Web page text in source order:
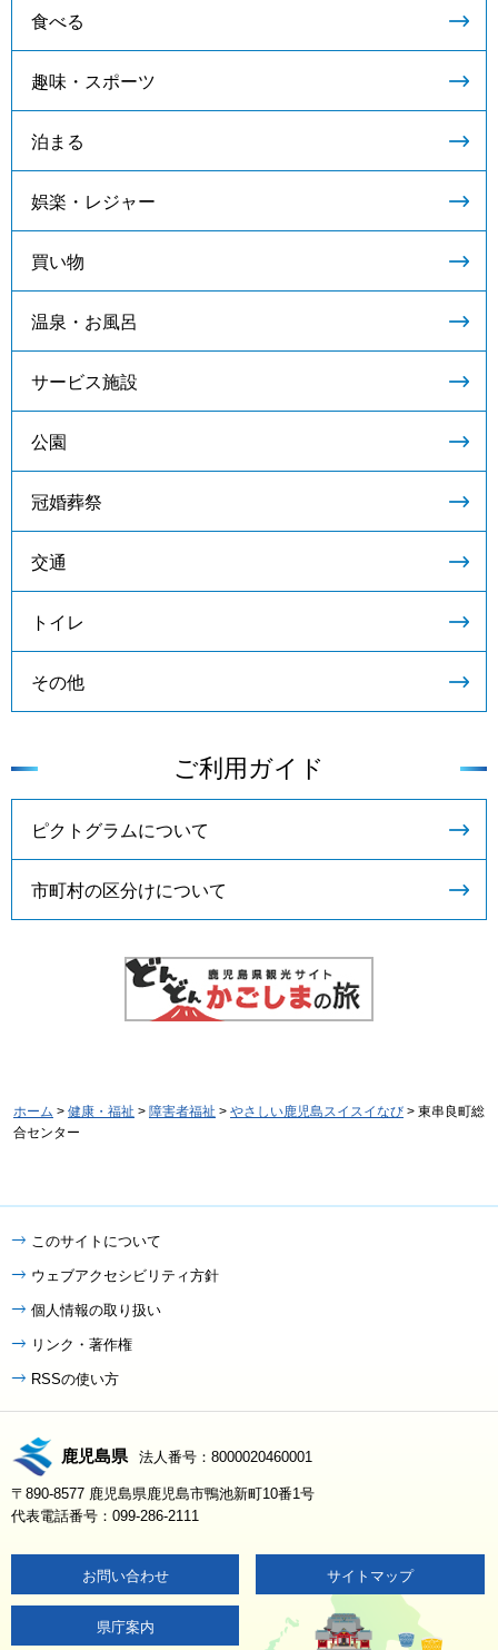
食べる
趣味・スポーツ
泊まる
娯楽・レジャー
買い物
温泉・お風呂
サービス施設
公園
冠婚葬祭
交通
トイレ
その他
ご利用ガイド
ピクトグラムについて
市町村の区分けについて
ホーム > 健康・福祉 > 障害者福祉 > やさしい鹿児島スイスイなび > 東串良町総
合センター
このサイトについて
ウェブアクセシビリティ方針
個人情報の取り扱い
リンク・著作権
RSSの使い方
鹿児島県 法人番号：8000020460001
〒890-8577 鹿児島県鹿児島市鴨池新町10番1号
代表電話番号：099-286-2111
お問い合わせ サイトマップ
県庁案内